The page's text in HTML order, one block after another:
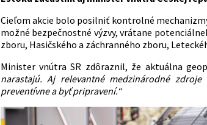
Cieľom akcie bolo posilniť kontrolné
možné bezpečnostné výzvy, vrátane
zboru, Hasičského a záchranného zboru,
Minister vnútra SR zdôraznil, že aktuálna
narastajú. Aj relevantné medzinárodné
preventívne a byť pripravení.“